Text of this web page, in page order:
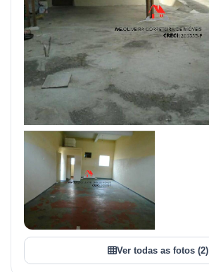
Ver todas as fotos (2)